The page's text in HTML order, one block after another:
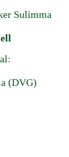
Sulimma
(DVG)